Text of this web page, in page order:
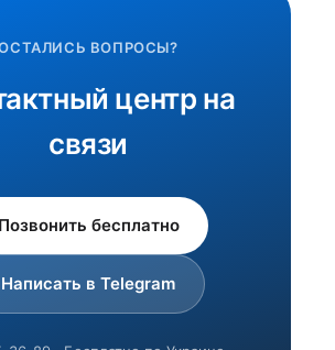
ВОПРОСЫ?
центр на
связи
Позвонить бесплатно
Написать в Telegram